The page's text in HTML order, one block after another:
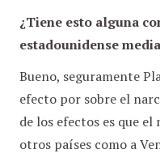
¿Tiene esto alguna
estadounidense
Bueno, seguramente
efecto por sobre el
de los efectos es que
otros países como a